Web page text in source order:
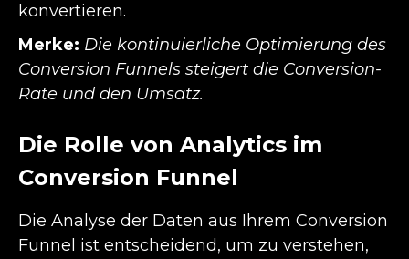
konvertieren.
Merke: Die kontinuierliche Optimierung des
Conversion Funnels steigert die Conversion-
Rate und den Umsatz.
Die Rolle von Analytics im
Conversion Funnel
Die Analyse der Daten aus Ihrem Conversion
Funnel ist entscheidend, um zu verstehen,